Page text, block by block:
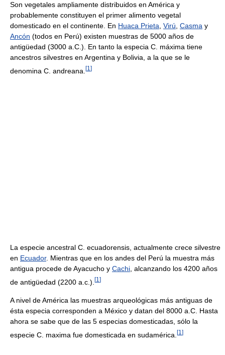
Son vegetales ampliamente distribuidos en América y
probablemente constituyen el primer alimento vegetal
domesticado en el continente. En Huaca Prieta, Virú, Casma y
Ancón (todos en Perú) existen muestras de 5000 años de
antigüedad (3000 a.C.). En tanto la especia C. máxima tiene
ancestros silvestres en Argentina y Bolivia, a la que se le
denomina C. andreana. [1 ]
La especie ancestral C. ecuadorensis, actualmente crece silvestre
en Ecuador. Mientras que en los andes del Perú la muestra más
antigua procede de Ayacucho y Cachi , alcanzando los 4200 años
de antigüedad (2200 a.c.). [1 ]
A nivel de América las muestras arqueológicas más antiguas de
ésta especia corresponden a México y datan del 8000 a.C. Hasta
ahora se sabe que de las 5 especias domesticadas, sólo la
especie C. maxima fue domesticada en sudamérica. [1 ]